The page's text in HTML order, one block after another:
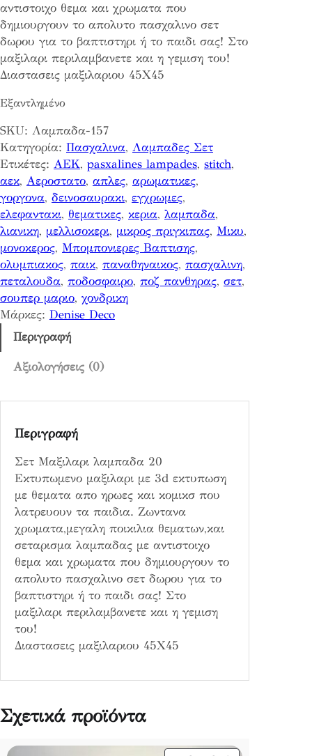
αντιστοιχο θεμα και χρωματα που
δημιουργουν το απολυτο πασχαλινο σετ
δωρου για το βαπτιστηρι ή το παιδι σας! Στο
μαξιλαρι περιλαμβανετε και η γεμιση του!
Διαστασεις μαξιλαριου 45Χ45
Εξαντλημένο
SKU: Λαμπαδα-157
Κατηγορία: Πασχαλινα, Λαμπαδες Σετ
Ετικέτες: AEK, pasxalines lampades, stitch
αεκ, Αεροστατο, απλες, αρωματικες
γοργονα, δεινοσαυρακι, εγχρωμες
ελεφαντακι, θεματικες, κερια, λαμπαδα
λιανικη, μελλισοκερι, μικρος πριγκιπας, Μικυ
μονοκερος, Μπομπονιερες Βαπτισης
ολυμπιακος, παικ, παναθηναικος, πασχαλινη
πεταλουδα, ποδοσφαιρο, ποζ πανθηρας, σετ
σουπερ μαριο, χονδρικη
Μάρκες: Denise Deco
Περιγραφή
Αξιολογήσεις (0)
Περιγραφή
Σετ Μαξιλαρι λαμπαδα 20
Εκτυπωμενο μαξιλαρι με 3d εκτυπωση
με θεματα απο ηρωες και κομικσ που
λατρευουν τα παιδια. Ζωντανα
χρωματα,μεγαλη ποικιλια θεματων,και
σεταρισμα λαμπαδας με αντιστοιχο
θεμα και χρωματα που δημιουργουν το
απολυτο πασχαλινο σετ δωρου για το
βαπτιστηρι ή το παιδι σας! Στο
μαξιλαρι περιλαμβανετε και η γεμιση
του!
Διαστασεις μαξιλαριου 45Χ45
Σχετικά προϊόντα